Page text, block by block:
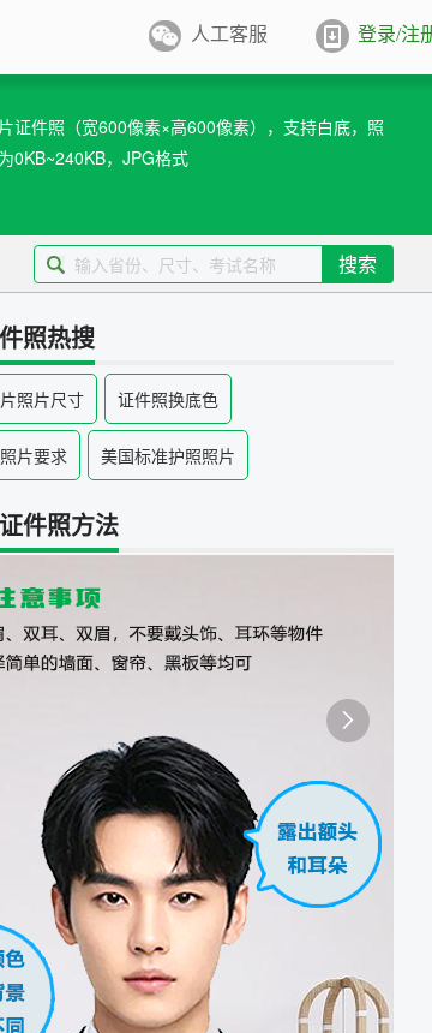
采集系统
统
集系统
体化平台
5寸/6寸相纸，
寸
/身份证/毕业证
人工客服 登录/注
证件照（宽600像素×高600像素），支持白底，照
0KB~240KB，JPG格式
搜索
照热搜
照片尺寸 证件照换底色
片要求 美国标准护照照片
件照方法
